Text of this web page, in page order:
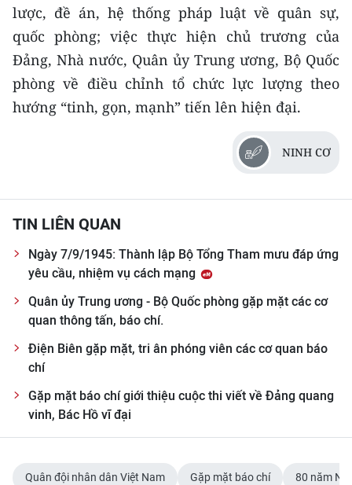
lược, đề án, hệ thống pháp luật về quân sự,
quốc phòng; việc thực hiện chủ trương của
Đảng, Nhà nước, Quân ủy Trung ương, Bộ Quốc
phòng về điều chỉnh tổ chức lực lượng theo
hướng “tinh, gọn, mạnh” tiến lên hiện đại.
NINH CƠ
TIN LIÊN QUAN
Ngày 7/9/1945: Thành lập Bộ Tổng Tham mưu đáp ứng
yêu cầu, nhiệm vụ cách mạng
Quân ủy Trung ương - Bộ Quốc phòng gặp mặt các cơ
quan thông tấn, báo chí.
Điện Biên gặp mặt, tri ân phóng viên các cơ quan báo
chí
Gặp mặt báo chí giới thiệu cuộc thi viết về Đảng quang
vinh, Bác Hồ vĩ đại
Quân đội nhân dân Việt Nam Gặp mặt báo chí 80 năm